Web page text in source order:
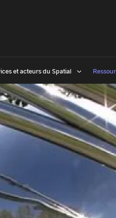
et acteurs du Spatial